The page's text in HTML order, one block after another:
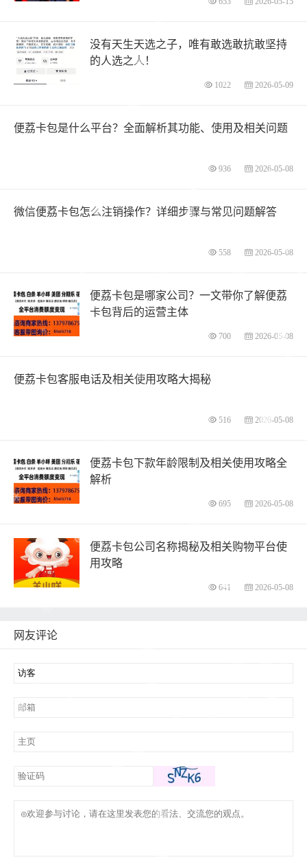
没有天生天选之子，唯有敢选敢抗敢坚持
的人选之人！
1022 2026-05-09
便荔卡包是什么平台？全面解析其功能、使用及相关问题
936 2026-05-08
微信便荔卡包怎么注销操作？详细步骤与常见问题解答
558 2026-05-08
便荔卡包是哪家公司？一文带你了解便荔
卡包背后的运营主体
700 2026-05-08
便荔卡包客服电话及相关使用攻略大揭秘
516 2026-05-08
便荔卡包下款年龄限制及相关使用攻略全
解析
695 2026-05-08
便荔卡包公司名称揭秘及相关购物平台使
用攻略
641 2026-05-08
网友评论